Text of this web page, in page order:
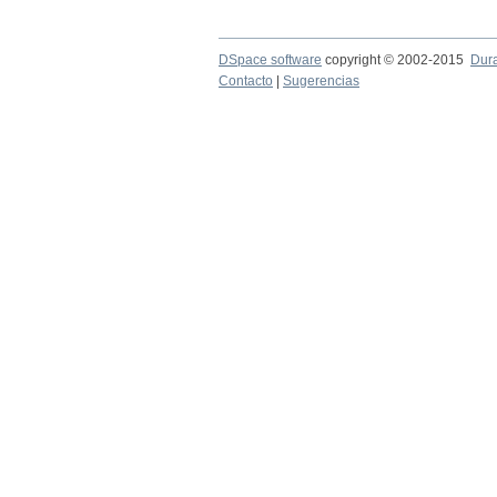
DSpace software copyright © 2002-2015
Contacto
Sugerencias